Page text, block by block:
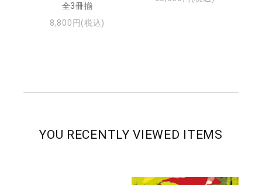
全3冊揃
8,800円(税込)
YOU RECENTLY VIEWED ITEMS